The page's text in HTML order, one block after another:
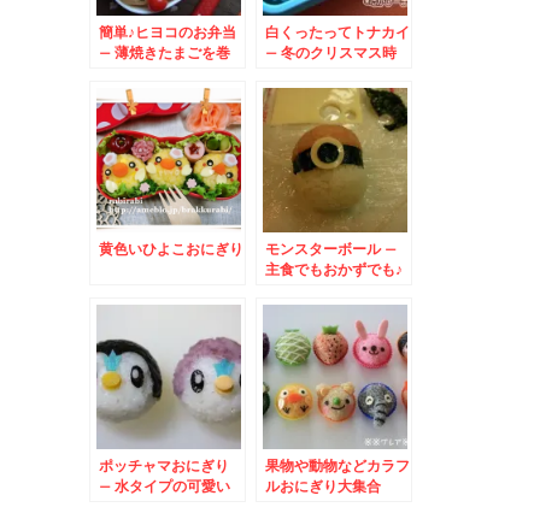
簡単♪ヒヨコのお弁当
– 薄焼きたまごを巻
白くったってトナカイ
– 冬のクリスマス時
となかいさん☆
黄色いひよこおにぎり
モンスターボール –
主食でもおかずでも♪
に♪
ポッチャマおにぎり
– 水タイプの可愛い
果物や動物などカラフ
ルおにぎり大集合